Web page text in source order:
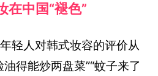
在中国“褪色”
轻人对韩式妆容的评价从
得能炒两盘菜”“蚊子来了